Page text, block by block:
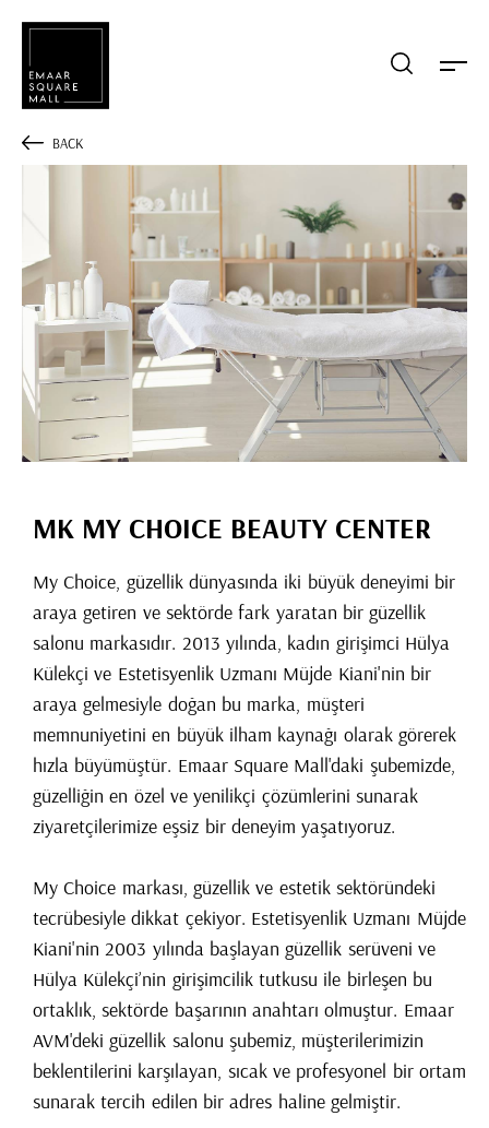
BACK
MK MY CHOICE BEAUTY CENTER
My Choice, güzellik dünyasında iki büyük deneyimi bir
araya getiren ve sektörde fark yaratan bir güzellik
salonu markasıdır. 2013 yılında, kadın girişimci Hülya
Külekçi ve Estetisyenlik Uzmanı Müjde Kiani'nin bir
araya gelmesiyle doğan bu marka, müşteri
memnuniyetini en büyük ilham kaynağı olarak görerek
hızla büyümüştür. Emaar Square Mall'daki şubemizde,
güzelliğin en özel ve yenilikçi çözümlerini sunarak
ziyaretçilerimize eşsiz bir deneyim yaşatıyoruz.
My Choice markası, güzellik ve estetik sektöründeki
tecrübesiyle dikkat çekiyor. Estetisyenlik Uzmanı Müjde
Kiani'nin 2003 yılında başlayan güzellik serüveni ve
Hülya Külekçi’nin girişimcilik tutkusu ile birleşen bu
ortaklık, sektörde başarının anahtarı olmuştur. Emaar
AVM'deki güzellik salonu şubemiz, müşterilerimizin
beklentilerini karşılayan, sıcak ve profesyonel bir ortam
sunarak tercih edilen bir adres haline gelmiştir.
Mağaza, restaurant, etkinlik arama
POPÜLER ARAMALAR
Lezzet Eğlence
Kampanyalar Etkinlik